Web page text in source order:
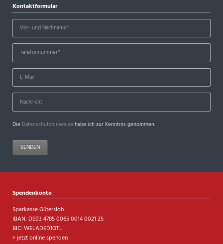
Kontaktformular
Die Datenschutzhinweise habe ich zur Kenntnis genommen.
SENDEN
Spendenkonto
Sparkasse Gütersloh
IBAN: DE03 4785 0065 0014 0021 25
BIC: WELADED1GTL
> jetzt online spenden